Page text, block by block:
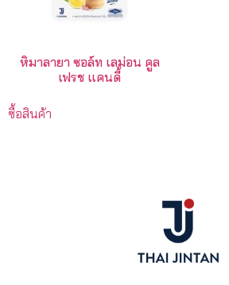
หิมาลายา ซอล์ท เลม่อน คูล
เฟรช แคนดี้
ซื้อสินค้า